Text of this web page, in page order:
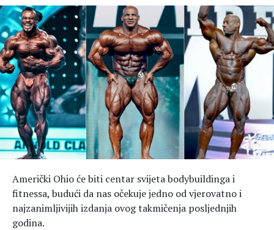
Trudnice
Fitness
Ishrana
Zdravlje
Hedonizam
MAGAZIN
Njega nje
Njega njega
Šminka
Tehnologija
KALORIJE
Američki Ohio će biti centar svijeta bodybuildinga i
fitnessa, budući da nas očekuje jedno od vjerovatno i
najzanimljivijih izdanja ovog takmičenja posljednjih
godina.